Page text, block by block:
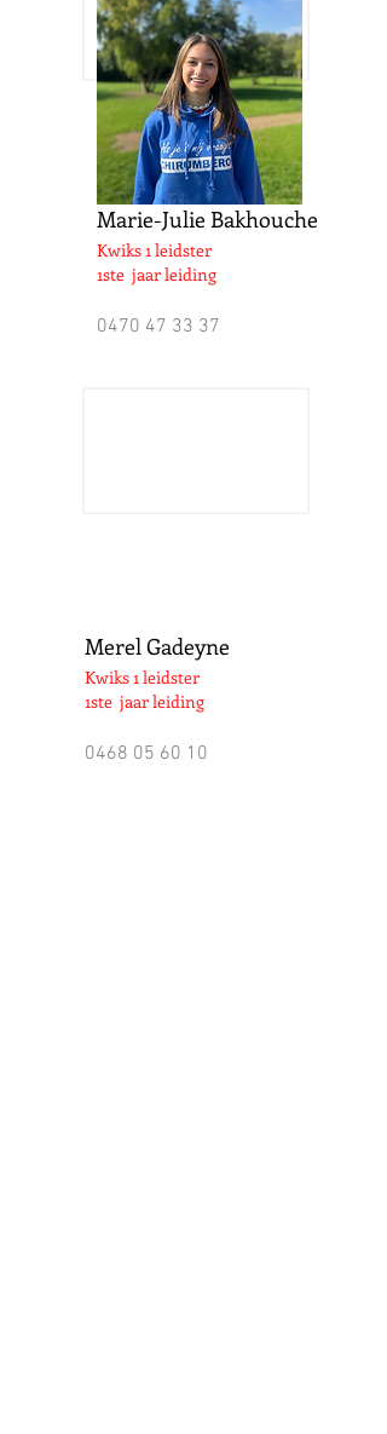
Marie-Julie Bakhouche
Kwiks 1 leidster
1ste jaar leiding
0470 47 33 37
Merel Gadeyne
Kwiks 1 leidster
1ste jaar leiding
0468 05 60 10